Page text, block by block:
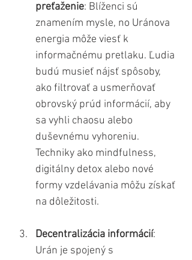
preťaženie: Blíženci sú
znamením mysle, no Uránova
energia môže viesť k
informačnému pretlaku. Ľudia
budú musieť nájsť spôsoby,
ako filtrovať a usmerňovať
obrovský prúd informácií, aby
sa vyhli chaosu alebo
duševnému vyhoreniu.
Techniky ako mindfulness,
digitálny detox alebo nové
formy vzdelávania môžu získať
na dôležitosti.
Decentralizácia informácií:
Urán je spojený s